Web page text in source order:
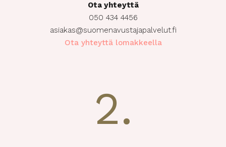
Ota yhteyttä
050 434 4456
asiakas@suomenavustajapalvelut.fi
Ota yhteyttä lomakkeella
2.